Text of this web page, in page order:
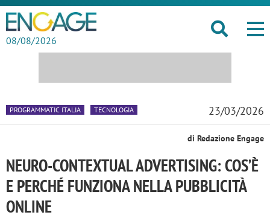
08/08/2026
PROGRAMMATIC ITALIA TECNOLOGIA 23/03/2026
di Redazione Engage
NEURO-CONTEXTUAL ADVERTISING: COS’È
E PERCHÉ FUNZIONA NELLA PUBBLICITÀ
ONLINE